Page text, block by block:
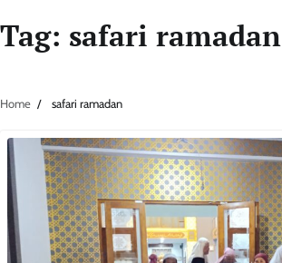
Tag: safari ramadan
Home safari ramadan